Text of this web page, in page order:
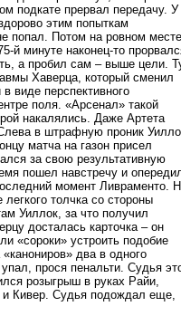
подкате прервал передачу. У
этим попыткам
попал. Потом на ровном месте
й минуте наконец-то
а пробил сам – выше цели.
Хаверца, который сменил
виде перспективного
поля. «Арсенал» такой
накалялись. Даже Артета
в штрафную проник
матча на газон присел
за свою результативную
пошел навстречу и
момент Ливраменто.
толчка со стороны
Уиллок, за что получил
досталась карточка – он
«сороки» устроить подобие
два в одного
прося пенальти. Судья
розыгрыш в руках Райи,
и Кивер. Судья подождал еще,